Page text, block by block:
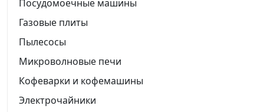
Посудомоечные машины
Газовые плиты
Пылесосы
Микроволновые печи
Кофеварки и кофемашины
Электрочайники